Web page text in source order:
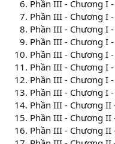
Phần III - Chương I
Phần III - Chương I
Phần III - Chương I
Phần III - Chương I
Phần III - Chương I
Phần III - Chương I
Phần III - Chương I
Phần III - Chương I
Phần III - Chương II
Phần III - Chương II
Phần III - Chương II